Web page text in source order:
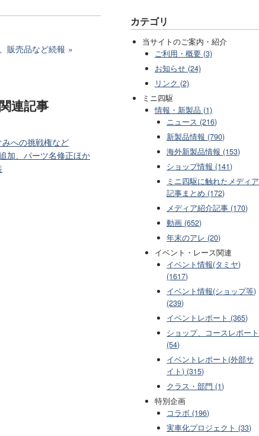
販売品など続報
連記事
への挑戦権など
加、パーツ名修正ほか
カテゴリ
当サイトのご案内・紹介
ご利用・概要 (3)
お知らせ (24)
リンク (2)
ミニ四駆
情報・新製品 (1)
ニュース (216)
新製品情報 (790)
海外新製品情報 (153)
ショップ情報 (141)
ミニ四駆に触れたメディア
記事まとめ (172)
メディア紹介記事 (170)
動画 (652)
年末のアレ (20)
イベント・レース関連
イベント情報(タミヤ)
(1617)
イベント情報(ショップ等)
(239)
イベントレポート (365)
ショップ、コースレポート
(54)
イベントレポート(外部サ
イト) (315)
クラス・部門 (1)
特別企画
コラボ (196)
実車化プロジェクト (33)